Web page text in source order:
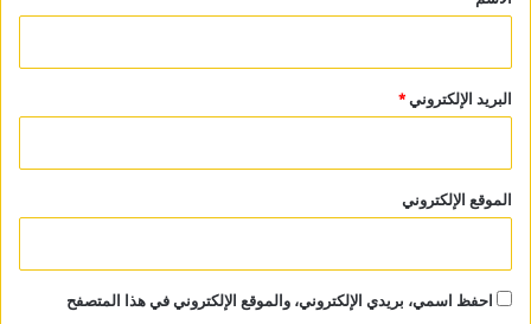
البريد الإلكتروني*
الموقع الإلكتروني
احفظ اسمي، بريدي الإلكتروني، والموقع الإلكتروني في هذا المتصفح